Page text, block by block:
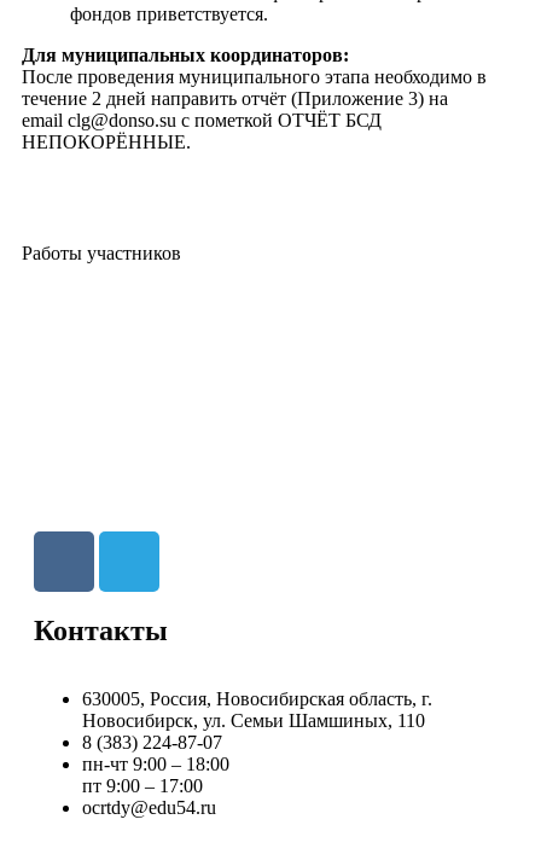
фондов приветствуется.
Для муниципальных координаторов:
После проведения муниципального этапа необходимо в
течение 2 дней направить отчёт (Приложение 3) на
email clg@donso.su с пометкой ОТЧЁТ БСД
НЕПОКОРЁННЫЕ.
Работы участников
Контакты
630005, Россия, Новосибирская область, г.
Новосибирск, ул. Семьи Шамшиных, 110
8 (383) 224-87-07
пн-чт 9:00 – 18:00
пт 9:00 – 17:00
ocrtdy@edu54.ru